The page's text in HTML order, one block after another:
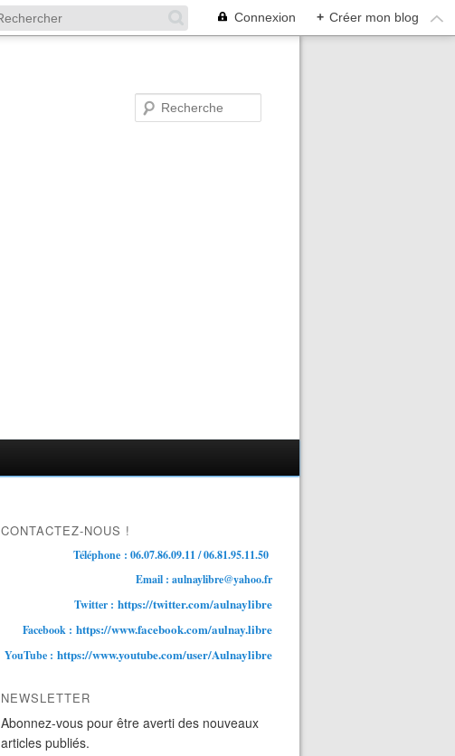
Connexion + Créer mon blog
CONTACTEZ-NOUS !
Téléphone : 06.07.86.09.11 / 06.81.95.11.50
Email : aulnaylibre@yahoo.fr
Twitter : https://twitter.com/aulnaylibre
Facebook : https://www.facebook.com/aulnay.libre
YouTube : https://www.youtube.com/user/Aulnaylibre
NEWSLETTER
Abonnez-vous pour être averti des nouveaux
articles publiés.